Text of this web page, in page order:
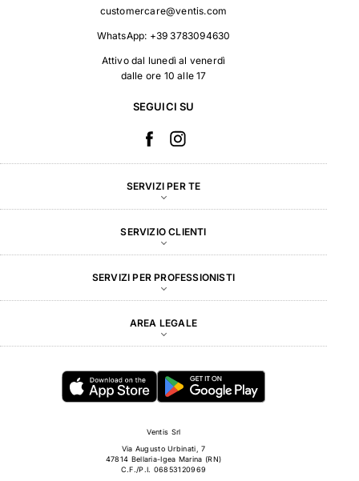
customercare@ventis.com
WhatsApp: +39 3783094630
Attivo dal lunedì al venerdì
dalle ore 10 alle 17
SEGUICI SU
SERVIZI PER TE
SERVIZIO CLIENTI
SERVIZI PER PROFESSIONISTI
AREA LEGALE
Ventis Srl
Via Augusto Urbinati, 7
47814 Bellaria-Igea Marina (RN)
C.F./P.I. 06853120969